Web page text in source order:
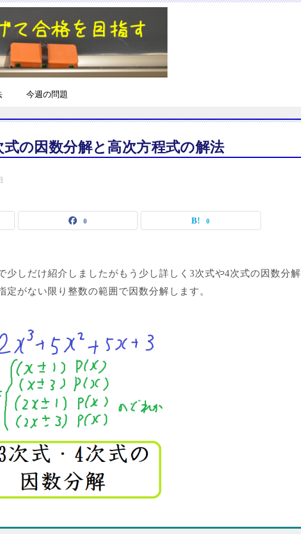
今週の問題
式の因数分解と高次方程式の解法
0 0
少しだけ紹介しましたがもう少し詳しく3次式や4次式の因数分解
がない限り整数の範囲で因数分解します。